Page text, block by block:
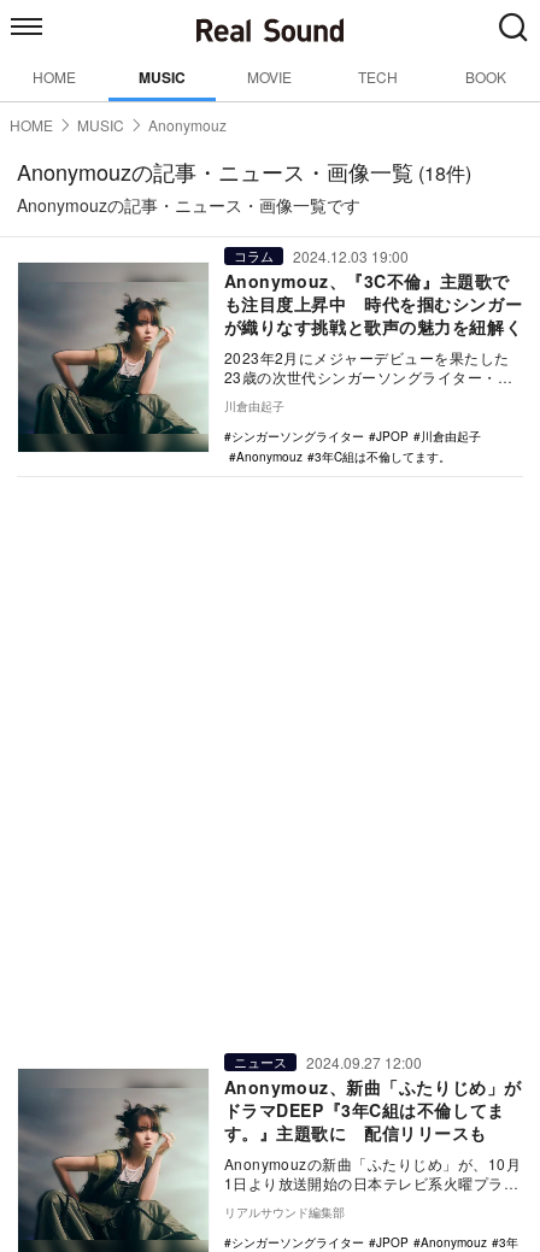
HOME MUSIC MOVIE TECH BOOK
HOME MUSIC Anonymouz
Anonymouzの記事・ニュース・画像一覧 (18件)
Anonymouzの記事・ニュース・画像一覧です
コラム 2024.12.03 19:00
Anonymouz、『3C不倫』主題歌で
も注目度上昇中 時代を掴むシンガー
が織りなす挑戦と歌声の魅力を紐解く
2023年2月にメジャーデビューを果たした
23歳の次世代シンガーソングライター・
倫…
川倉由起子
シンガーソングライター
JPOP
川倉由起子
Anonymouz
3年C組は不倫してます。
ニュース 2024.09.27 12:00
Anonymouz、新曲「ふたりじめ」が
ドラマDEEP『3年C組は不倫してま
す。』主題歌に 配信リリースも
Anonymouzの新曲「ふたりじめ」が、10月
1日より放送開始の日本テレビ系火曜プラチ
ナイト ドラマDEEP『3年C組は不倫し…
リアルサウンド編集部
シンガーソングライター
JPOP Anonymouz
3年